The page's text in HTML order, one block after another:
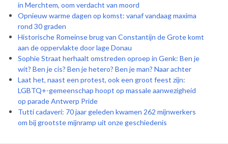
in Merchtem, oom verdacht van moord
Opnieuw warme dagen op komst: vanaf vandaag maxima
rond 30 graden
Historische Romeinse brug van Constantijn de Grote komt
aan de oppervlakte door lage Donau
Sophie Straat herhaalt omstreden oproep in Genk: Ben je
wit? Ben je cis? Ben je hetero? Ben je man? Naar achter
Laat het, naast een protest, ook een groot feest zijn:
LGBTQ+-gemeenschap hoopt op massale aanwezigheid
op parade Antwerp Pride
Tutti cadaveri: 70 jaar geleden kwamen 262 mijnwerkers
om bij grootste mijnramp uit onze geschiedenis